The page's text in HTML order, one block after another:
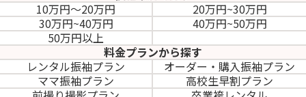
10万円～20万円
20万円~30万円
30万円~40万円
40万円~50万円
50万円以上
料金プランから探す
レンタル振袖プラン
オーダー・購入振袖プラン
ママ振袖プラン
高校生早割プラン